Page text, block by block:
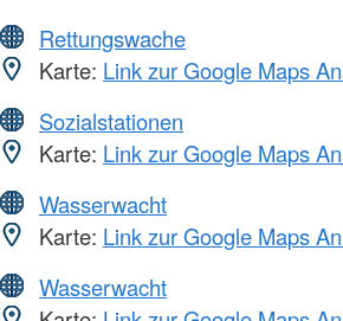
Rettungswache
Karte: Link zur Google Maps
Sozialstationen
Karte: Link zur Google Maps
Wasserwacht
Karte: Link zur Google Maps
Wasserwacht